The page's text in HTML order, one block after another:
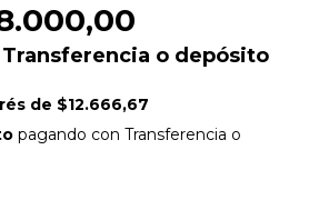
Transferencia o depósito
de $12.666,67
pagando con Transferencia o